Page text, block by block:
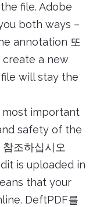
file. Adobe
both ways –
annotation 또
create a new
will stay the
most important
safety of the
조하십시오
is uploaded in
that your
DeftPDF를